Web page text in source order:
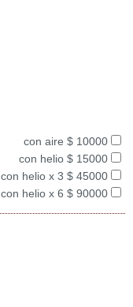
con aire $ 10000
con helio $ 15000
con helio x 3 $ 45000
con helio x 6 $ 90000